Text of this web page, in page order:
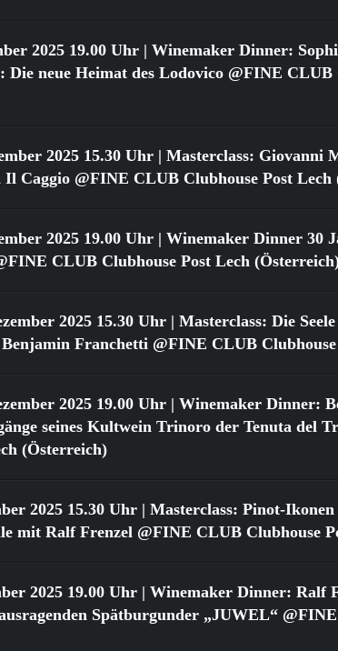
2025 19.00 Uhr | Winemaker Dinner:
Die neue Heimat des Lodovico @FINE CLUB
2025 15.30 Uhr | Masterclass: Giovanni
Il Caggio @FINE CLUB Clubhouse Post Lech
2025 19.00 Uhr | Winemaker Dinner 30
CLUB Clubhouse Post Lech
2025 15.30 Uhr | Masterclass: Die
Franchetti @FINE CLUB
2025 19.00 Uhr | Winemaker Dinner:
seines Kultwein Trinoro der Tenuta del
(Österreich)
2025 15.30 Uhr | Masterclass: Pinot-
mit Ralf Frenzel @FINE CLUB Clubhouse
2025 19.00 Uhr | Winemaker Dinner: Ralf
Spätburgunder „JUWEL“